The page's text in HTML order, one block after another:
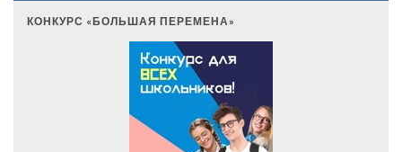
КОНКУРС «БОЛЬШАЯ ПЕРЕМЕНА»